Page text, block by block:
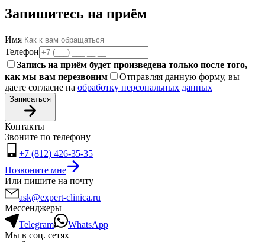
Запишитесь на приём
Имя
Телефон
Запись на приём будет произведена только после того,
как мы вам перезвоним
Отправляя данную форму, вы
даете согласие на обработку персональных данных
Записаться
Контакты
Звоните по телефону
+7 (812) 426-35-35
Позвоните мне
Или пишите на почту
ask@expert-clinica.ru
Мессенджеры
Telegram
WhatsApp
Мы в соц. сетях